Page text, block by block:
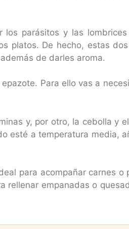
parásitos y las
platos. De hecho, estas
de darles aroma.
Para ello vas a
y, por otro, la cebolla y
esté a temperatura media,
para acompañar carnes o
empanadas o